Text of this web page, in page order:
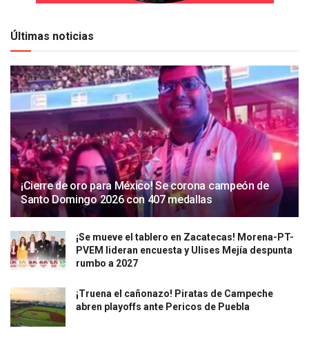
Últimas noticias
¡Cierre de oro para México! Se corona campeón de
Santo Domingo 2026 con 407 medallas
¡Se mueve el tablero en Zacatecas! Morena-PT-
PVEM lideran encuesta y Ulises Mejía despunta
rumbo a 2027
¡Truena el cañonazo! Piratas de Campeche
abren playoffs ante Pericos de Puebla